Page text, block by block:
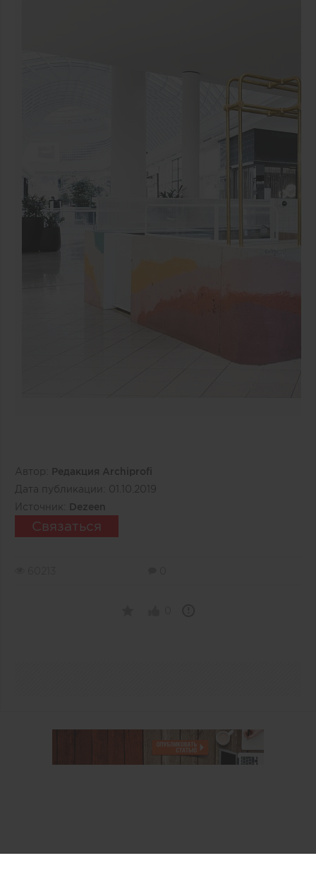
Автор:
Редакция Archiprofi
Дата публикации: 01.10.2019
Источник:
Dezeen
Связаться